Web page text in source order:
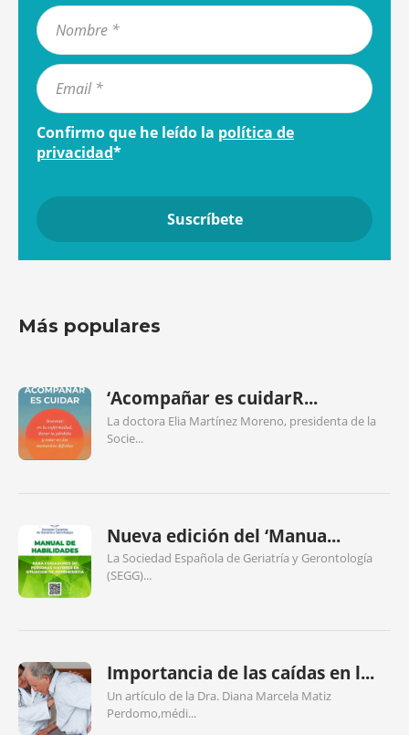
Confirmo que he leído la política de
privacidad*
Más populares
‘Acompañar es cuidarR...
La doctora Elia Martínez Moreno, presidenta de la
Socie...
Nueva edición del ‘Manua...
La Sociedad Española de Geriatría y Gerontología
(SEGG)...
Importancia de las caídas en l...
Un artículo de la Dra. Diana Marcela Matiz
Perdomo,médi...